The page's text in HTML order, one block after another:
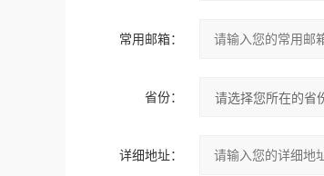
常用邮箱：
省份：
详细地址：